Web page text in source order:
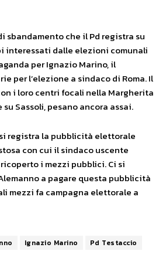
sbandamento che il Pd registra su
interessati dalle elezioni comunali
per Ignazio Marino, il
per l’elezione a sindaco di Roma. Il
i loro centri focali nella Margherita
Sassoli, pesano ancora assai.
registra la pubblicità elettorale
con cui il sindaco uscente
i mezzi pubblici. Ci si
a pagare questa pubblicità
mezzi fa campagna elettorale a
Ignazio Marino
Pd Testaccio